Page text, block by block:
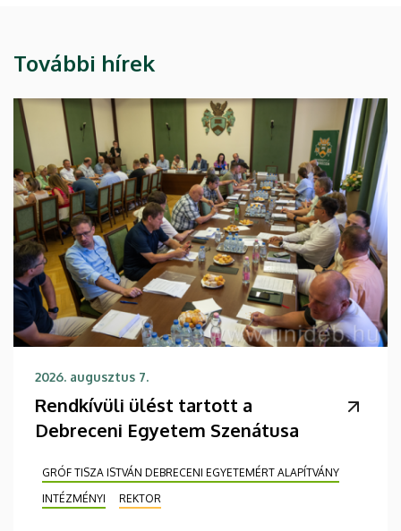
További hírek
2026. augusztus 7.
Rendkívüli ülést tartott a
Debreceni Egyetem Szenátusa
GRÓF TISZA ISTVÁN DEBRECENI EGYETEMÉRT ALAPÍTVÁNY
INTÉZMÉNYI
REKTOR